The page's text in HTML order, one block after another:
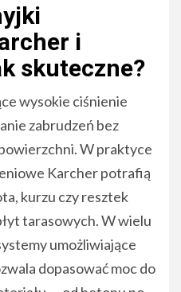
i
skuteczne?
wysokie ciśnienie
zabrudzeń bez
W praktyce
Karcher potrafią
kurzu czy resztek
tarasowych. W wielu
umożliwiające
dopasować moc do